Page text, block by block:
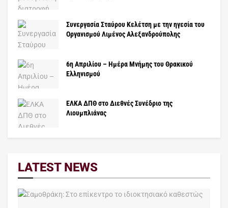
Συνεργασία Σταύρου Κελέτση με την ηγεσία του
Οργανισμού Λιμένος Αλεξανδρούπολης
6η Απριλίου – Hμέρα Μνήμης του Θρακικού
Ελληνισμού
ΕΛΚΑ ΔΠΘ στο Διεθνές Συνέδριο της
Λιουμπλιάνας
LATEST NEWS